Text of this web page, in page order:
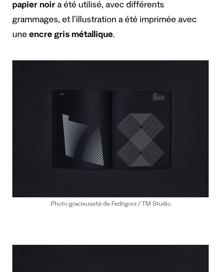
papier noir a été utilisé, avec différents
grammages, et l’illustration a été imprimée avec
une encre gris métallique.
Photo gracieuseté de Fedrigoni / TM Studio